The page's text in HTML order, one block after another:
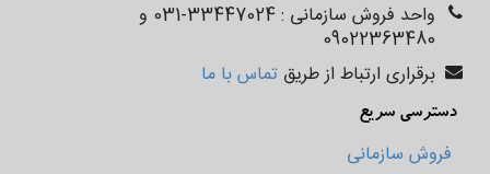
واحد فروش سازمانی : 33447024-031 و
09022363480
برقراری ارتباط از طریق تماس با ما
دسترسی سریع
فروش سازمانی